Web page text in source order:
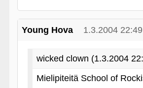
Young Hova 1.3.2004 22:49
wicked clown (1.3.2004
Mielipiteitä School of